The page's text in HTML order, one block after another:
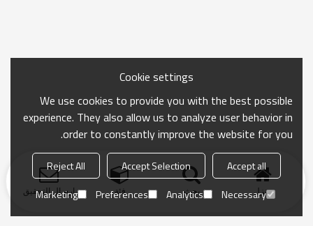
منزل بحث فئة ارسال التحقيق
Cookie settings
We use cookies to provide you with the best possible
experience. They also allow us to analyze user behavior in
order to constantly improve the website for you.
Accept all
Accept Selection
Reject All
Necessary
Analytics
Preferences
Marketing